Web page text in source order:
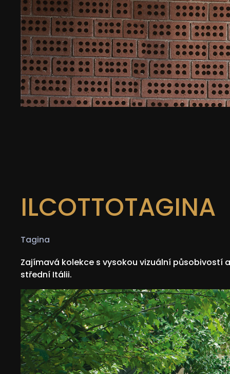
ILCOTTOTAGINA
Tagina
Zajímavá kolekce s vysokou vizuální
střední Itálii.